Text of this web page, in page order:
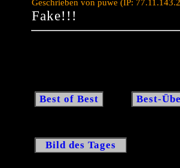
Fake!!!
Best of Best Best-
Bild des Tages